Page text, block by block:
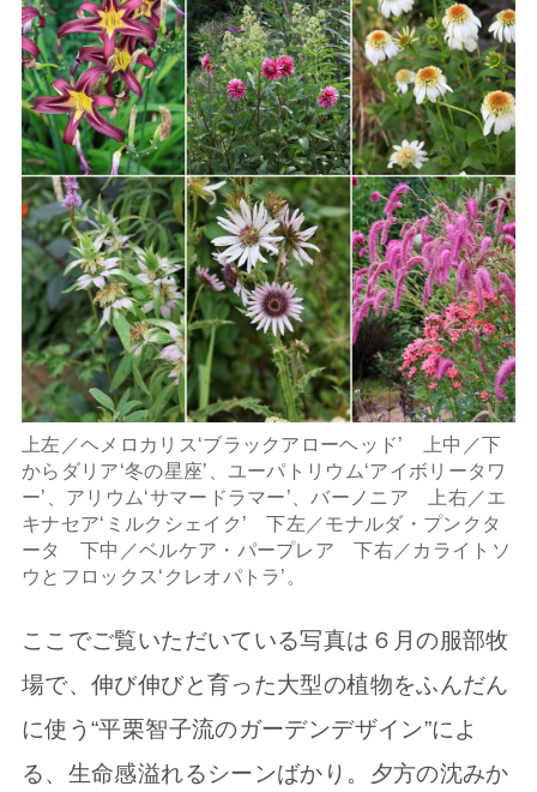
上左／ヘメロカリス‘ブラックアローヘッド’ 上中／下
からダリア‘冬の星座’、ユーパトリウム‘アイボリータワ
ー’、アリウム‘サマードラマー’、バーノニア 上右／エ
キナセア‘ミルクシェイク’ 下左／モナルダ・プンクタ
ータ 下中／ベルケア・パープレア 下右／カライトソ
ウとフロックス‘クレオパトラ’。
ここでご覧いただいている写真は６月の服部牧
場で、伸び伸びと育った大型の植物をふんだん
に使う“平栗智子流のガーデンデザイン”によ
る、生命感溢れるシーンばかり。夕方の沈みか